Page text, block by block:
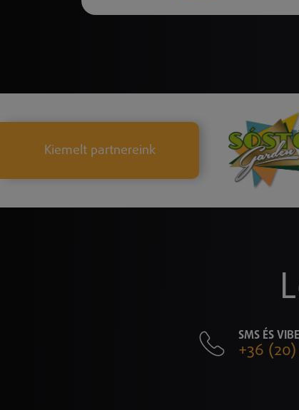
Kiemelt partnereink
SMS ÉS
+36